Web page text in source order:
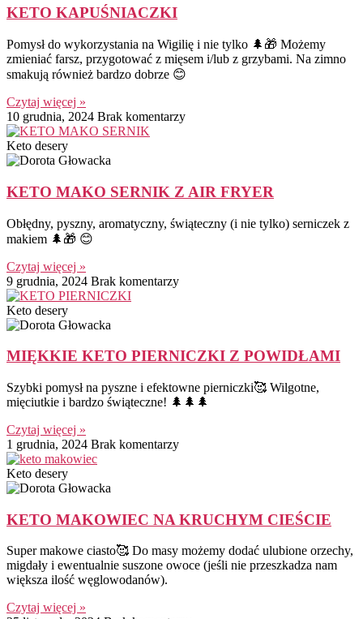
KETO KAPUŚNIACZKI
Pomysł do wykorzystania na Wigilię i nie tylko 🌲🎁 Możemy
zmieniać farsz, przygotować z mięsem i/lub z grzybami. Na zimno
smakują również bardzo dobrze 😊
Czytaj więcej »
10 grudnia, 2024 Brak komentarzy
Keto desery
KETO MAKO SERNIK Z AIR FRYER
Obłędny, pyszny, aromatyczny, świąteczny (i nie tylko) serniczek z
makiem 🌲🎁 😊
Czytaj więcej »
9 grudnia, 2024 Brak komentarzy
Keto desery
MIĘKKIE KETO PIERNICZKI Z POWIDŁAMI
Szybki pomysł na pyszne i efektowne pierniczki🥰 Wilgotne,
mięciutkie i bardzo świąteczne! 🌲🌲🌲
Czytaj więcej »
1 grudnia, 2024 Brak komentarzy
Keto desery
KETO MAKOWIEC NA KRUCHYM CIEŚCIE
Super makowe ciasto🥰 Do masy możemy dodać ulubione orzechy,
migdały i ewentualnie suszone owoce (jeśli nie przeszkadza nam
większa ilość węglowodanów).
Czytaj więcej »